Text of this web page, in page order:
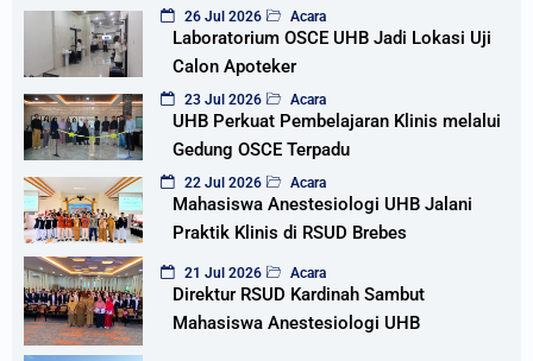
26 Jul 2026 Acara
Laboratorium OSCE UHB Jadi Lokasi Uji
Calon Apoteker
23 Jul 2026 Acara
UHB Perkuat Pembelajaran Klinis melalui
Gedung OSCE Terpadu
22 Jul 2026 Acara
Mahasiswa Anestesiologi UHB Jalani
Praktik Klinis di RSUD Brebes
21 Jul 2026 Acara
Direktur RSUD Kardinah Sambut
Mahasiswa Anestesiologi UHB